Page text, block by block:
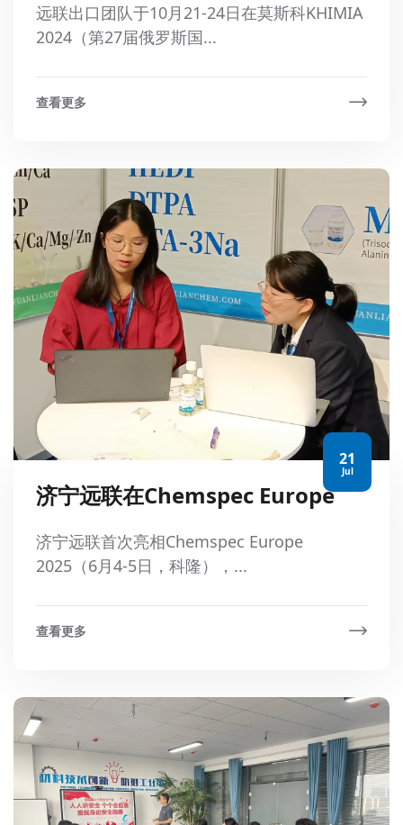
远联出口团队于10月21-24日在莫斯科KHIMIA
2024（第27届俄罗斯国...
查看更多
21
Jul
济宁远联在Chemspec Europe
济宁远联首次亮相Chemspec Europe
2025（6月4-5日，科隆），...
查看更多